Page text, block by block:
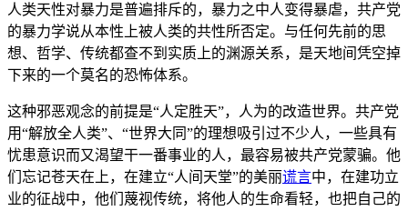
人类天性对暴力是普遍排斥的，暴力之中人变得暴虐，共产党
的暴力学说从本性上被人类的共性所否定。与任何先前的思
想、哲学、传统都查不到实质上的渊源关系，是天地间凭空掉
下来的一个莫名的恐怖体系。
这种邪恶观念的前提是“人定胜天”，人为的改造世界。共产党
用“解放全人类”、“世界大同”的理想吸引过不少人，一些具有
忧患意识而又渴望干一番事业的人，最容易被共产党蒙骗。他
们忘记苍天在上，在建立“人间天堂”的美丽谎言中，在建功立
业的征战中，他们蔑视传统，将他人的生命看轻，也把自己的